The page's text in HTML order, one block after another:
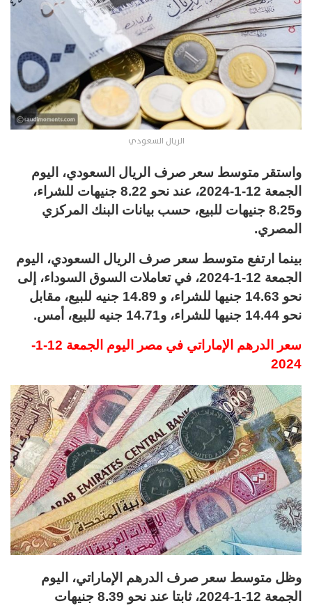
الريال السعودي
واستقر متوسط سعر صرف الريال السعودي، اليوم
الجمعة 12-1-2024، عند نحو 8.22 جنيهات للشراء،
و8.25 جنيهات للبيع، حسب بيانات البنك المركزي
المصري.
بينما ارتفع متوسط سعر صرف الريال السعودي، اليوم
الجمعة 12-1-2024، في تعاملات السوق السوداء، إلى
نحو 14.63 جنيها للشراء، و 14.89 جنيه للبيع، مقابل
نحو 14.44 جنيها للشراء، و14.71 جنيه للبيع، أمس.
سعر الدرهم الإماراتي في مصر اليوم الجمعة 12-1-
2024
وظل متوسط سعر صرف الدرهم الإماراتي، اليوم
الجمعة 12-1-2024، ثابتا عند نحو 8.39 جنيهات